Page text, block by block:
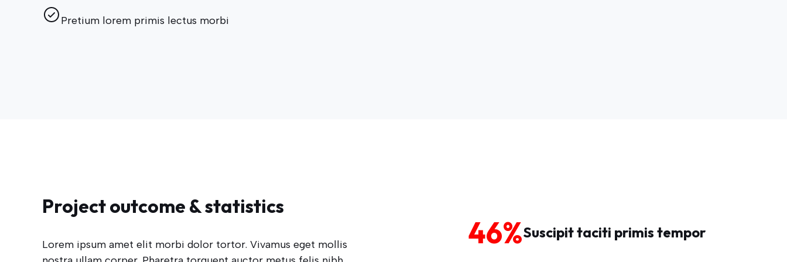
Pretium lorem primis lectus morbi
Project outcome & statistics
Lorem ipsum amet elit morbi dolor tortor. Vivamus eget mollis
46%Suscipit taciti primis tempor